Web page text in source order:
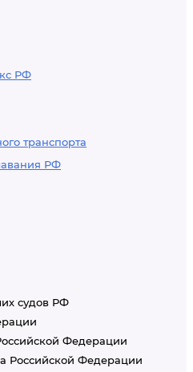
РФ
транспорта
РФ
судов РФ
Федерации
Российской Федерации